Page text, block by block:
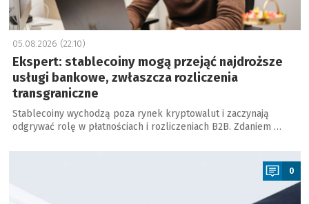
05.08.2026 (22:10)
Ekspert: stablecoiny mogą przejąć najdroższe
usługi bankowe, zwłaszcza rozliczenia
transgraniczne
Stablecoiny wychodzą poza rynek kryptowalut i zaczynają
odgrywać rolę w płatnościach i rozliczeniach B2B. Zdaniem …
a
0